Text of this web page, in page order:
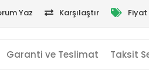
Yaz Karşılaştır Fiyat
Garanti ve Teslimat Taksit